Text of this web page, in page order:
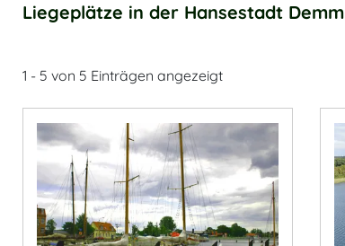
Liegeplätze in der Hansestadt
1 - 5 von 5 Einträgen angezeigt